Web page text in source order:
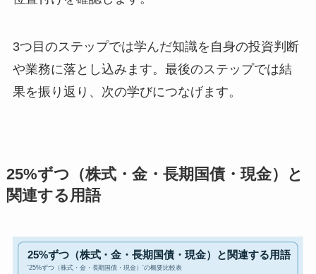
3つ目のステップでは学んだ知識を自身の投資判断
や業務に落とし込みます。最後のステップでは結
果を振り返り、次の学びにつなげます。
25%ずつ（株式・金・長期国債・現金）と
関連する用語